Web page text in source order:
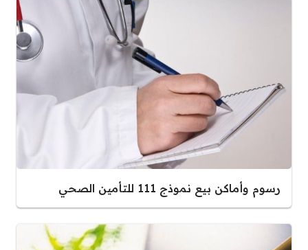
رسوم وأماكن بيع نموذج 111 للتأمين الصحي